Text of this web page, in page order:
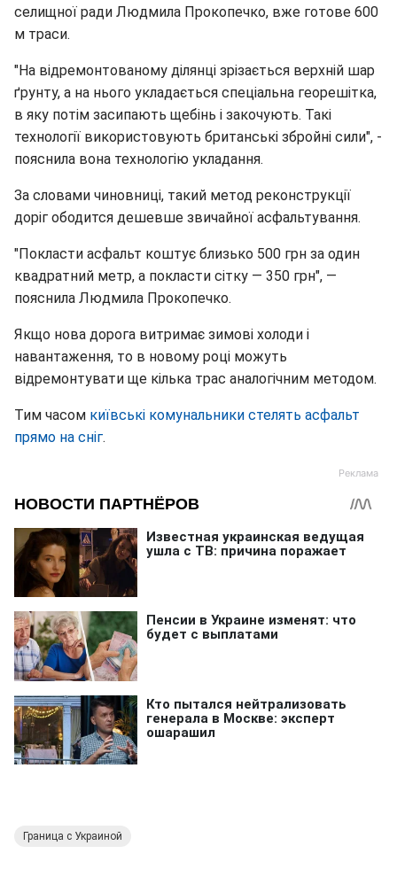
селищної ради Людмила Прокопечко, вже готове 600
м траси.
"На відремонтованому ділянці зрізається верхній шар
ґрунту, а на нього укладається спеціальна георешітка,
в яку потім засипають щебінь і закочують. Такі
технології використовують британські збройні сили", -
пояснила вона технологію укладання.
За словами чиновниці, такий метод реконструкції
доріг ободится дешевше звичайної асфальтування.
"Покласти асфальт коштує близько 500 грн за один
квадратний метр, а покласти сітку — 350 грн", —
пояснила Людмила Прокопечко.
Якщо нова дорога витримає зимові холоди і
навантаження, то в новому році можуть
відремонтувати ще кілька трас аналогічним методом.
Тим часом київські комунальники стелять асфальт
прямо на сніг.
Граница с Украиной